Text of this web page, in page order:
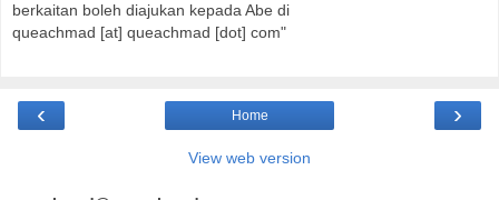
berkaitan boleh diajukan kepada Abe di
queachmad [at] queachmad [dot] com"
‹ ›
Home
View web version